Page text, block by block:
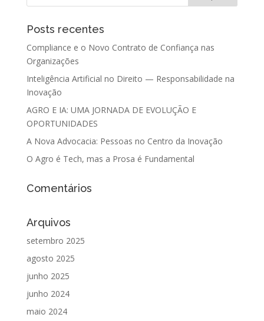
Posts recentes
Compliance e o Novo Contrato de Confiança nas
Organizações
Inteligência Artificial no Direito — Responsabilidade na
Inovação
AGRO E IA: UMA JORNADA DE EVOLUÇÃO E
OPORTUNIDADES
A Nova Advocacia: Pessoas no Centro da Inovação
O Agro é Tech, mas a Prosa é Fundamental
Comentários
Arquivos
setembro 2025
agosto 2025
junho 2025
junho 2024
maio 2024